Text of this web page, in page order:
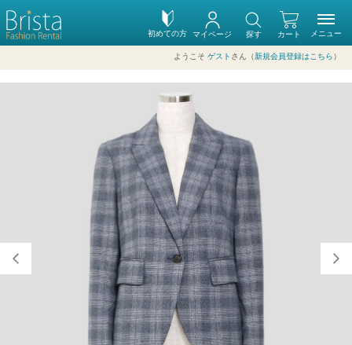
初めての方 カート
マイページ 探す
ようこそ ゲスト さん（新規会員登録はこちら ）
メニュー